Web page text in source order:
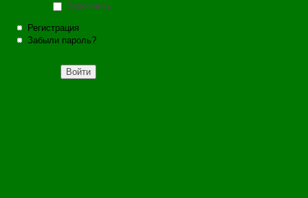
Запомнить
Регистрация
Забыли пароль?